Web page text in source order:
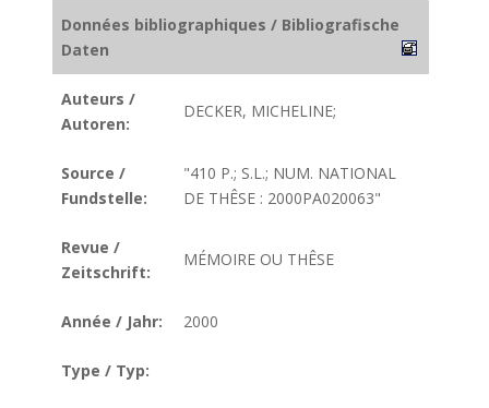
Données bibliographiques / Bibliografische
Daten
Auteurs /
Autoren:
DECKER, MICHELINE;
Source /
Fundstelle:
"410 P.; S.L.; NUM. NATIONAL
DE THÊSE : 2000PA020063"
Revue /
Zeitschrift:
MÉMOIRE OU THÊSE
Année / Jahr: 2000
Type / Typ: